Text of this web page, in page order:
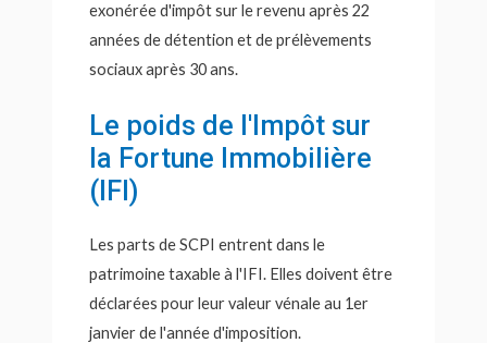
exonérée d'impôt sur le revenu après 22
années de détention et de prélèvements
sociaux après 30 ans.
Le poids de l'Impôt sur
la Fortune Immobilière
(IFI)
Les parts de SCPI entrent dans le
patrimoine taxable à l'IFI. Elles doivent être
déclarées pour leur valeur vénale au 1er
janvier de l'année d'imposition.